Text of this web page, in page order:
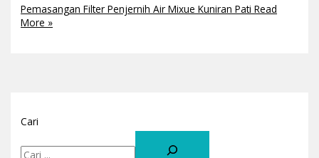
Pemasangan Filter Penjernih Air Mixue Kuniran Pati Read
More »
Cari